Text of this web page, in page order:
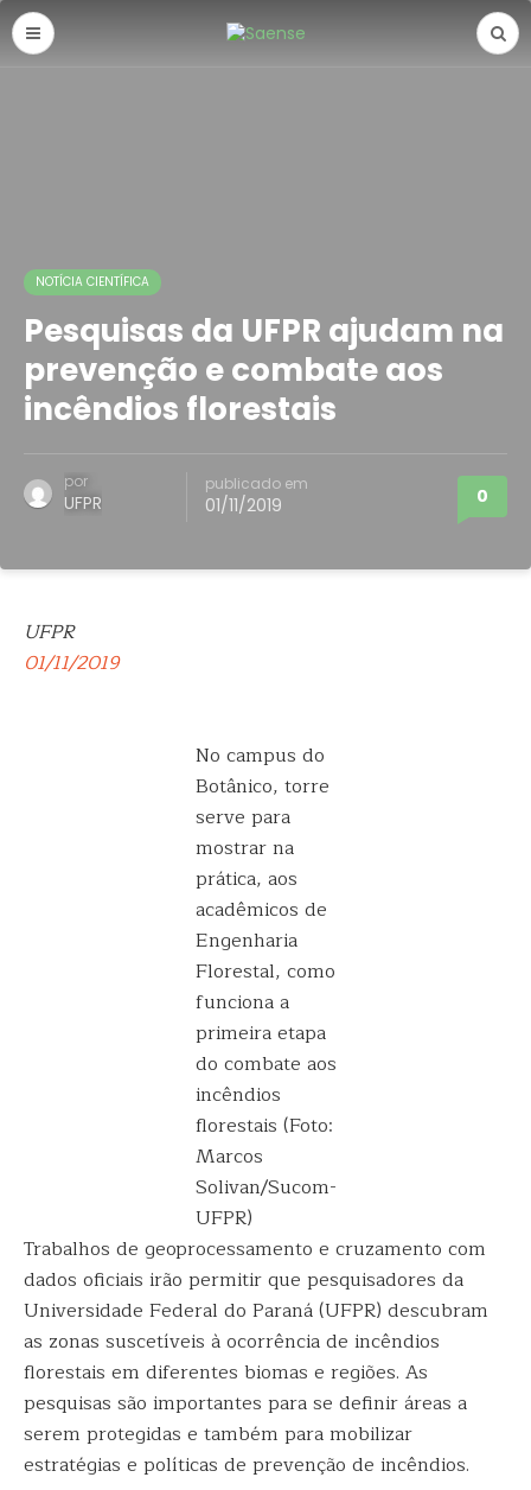
NOTÍCIA CIENTÍFICA
Pesquisas da UFPR ajudam na
prevenção e combate aos
incêndios florestais
por
UFPR
publicado em
01/11/2019 0
UFPR
01/11/2019
No campus do
Botânico, torre
serve para
mostrar na
prática, aos
acadêmicos de
Engenharia
Florestal, como
funciona a
primeira etapa
do combate aos
incêndios
florestais (Foto:
Marcos
Solivan/Sucom-
UFPR)
Trabalhos de geoprocessamento e cruzamento com
dados oficiais irão permitir que pesquisadores da
Universidade Federal do Paraná (UFPR) descubram
as zonas suscetíveis à ocorrência de incêndios
florestais em diferentes biomas e regiões. As
pesquisas são importantes para se definir áreas a
serem protegidas e também para mobilizar
estratégias e políticas de prevenção de incêndios.